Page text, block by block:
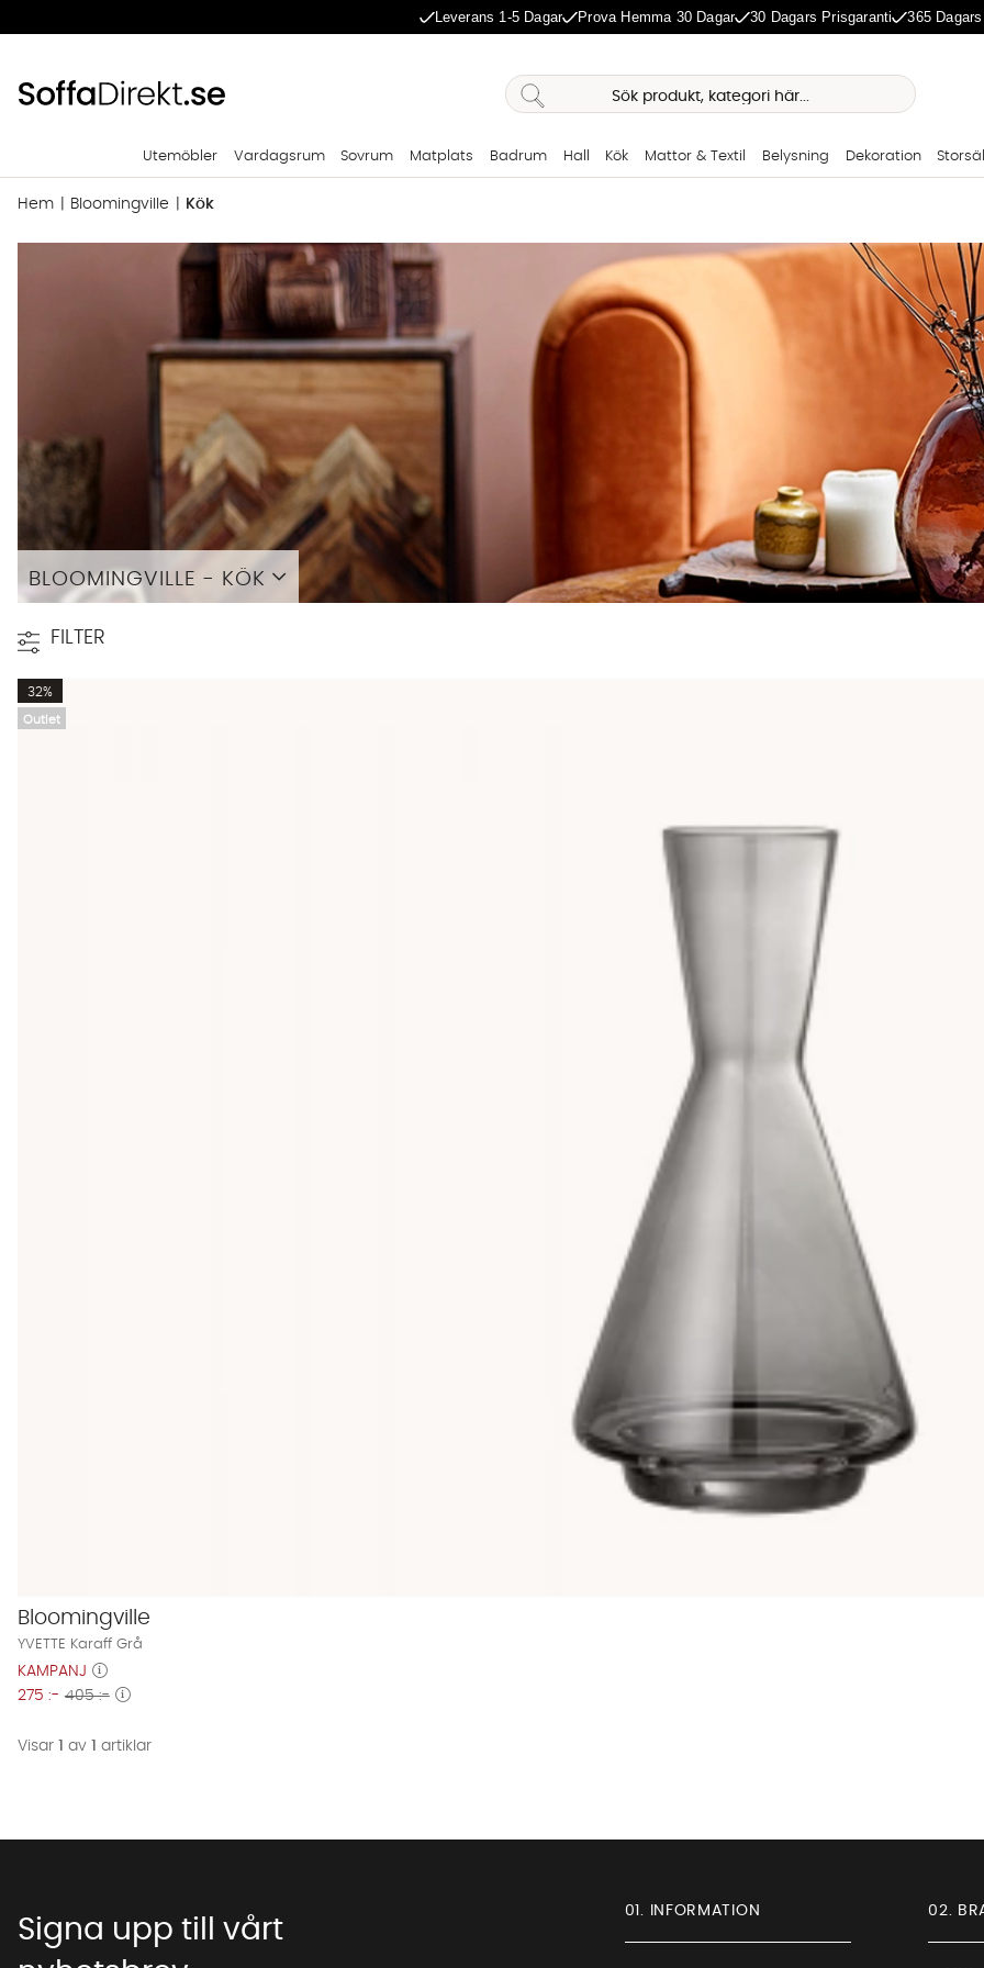
Leverans 1-5 Dagar Prova Hemma 30 Dagar 30 Dagars Prisgaranti 365
Utemöbler Vardagsrum Sovrum Matplats Badrum Hall Kök Mattor & Textil Belysning Dekoration
Hem Bloomingville Kök
BLOOMINGVILLE - KÖK
FILTER
Outlet
32%
Bloomingville
YVETTE Karaff Grå
KAMPANJ
275 :- 405 :-
Visar av artiklar
Signa upp till vårt
01. INFORMATION 02.